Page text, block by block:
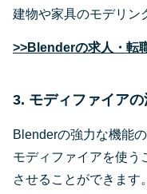
建物や家具のモデリン
>>Blenderの求人・転
3. モディファイアの
Blenderの強力な機能
モディファイアを使う
させることができます